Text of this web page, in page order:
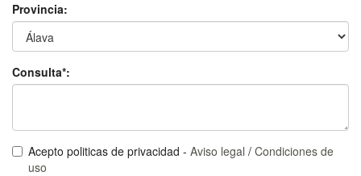
Provincia:
Consulta*:
Acepto politicas de privacidad - Aviso legal / Condiciones de
uso